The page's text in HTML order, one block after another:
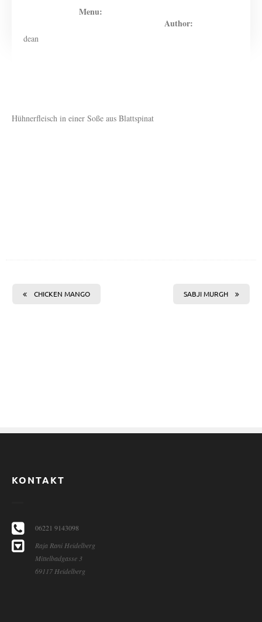
Menu:
Author:
dean
Hühnerfleisch in einer Soße aus Blattspinat
CHICKEN MANGO SABJI MURGH
KONTAKT
06221 9143098
Raja Rani Heidelberg
Mittelbadgasse 3
69117 Heidelberg